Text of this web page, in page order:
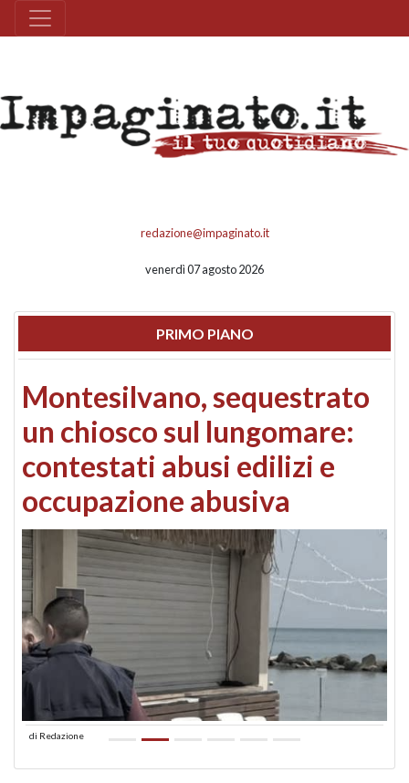
redazione@impaginato.it
venerdì 07 agosto 2026
PRIMO PIANO
Montesilvano, sequestrato
un chiosco sul lungomare:
contestati abusi edilizi e
occupazione abusiva
di Redazione